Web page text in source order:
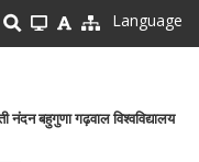
Language
विश्वविद्यालय